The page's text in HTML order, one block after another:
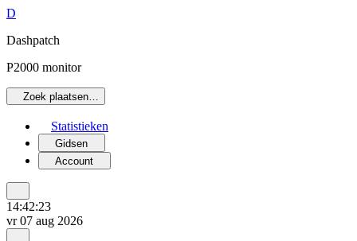
D
Dashpatch
P2000 monitor
Zoek plaatsen…
Statistieken
Gidsen
Account
14:42:23
vr 07 aug 2026